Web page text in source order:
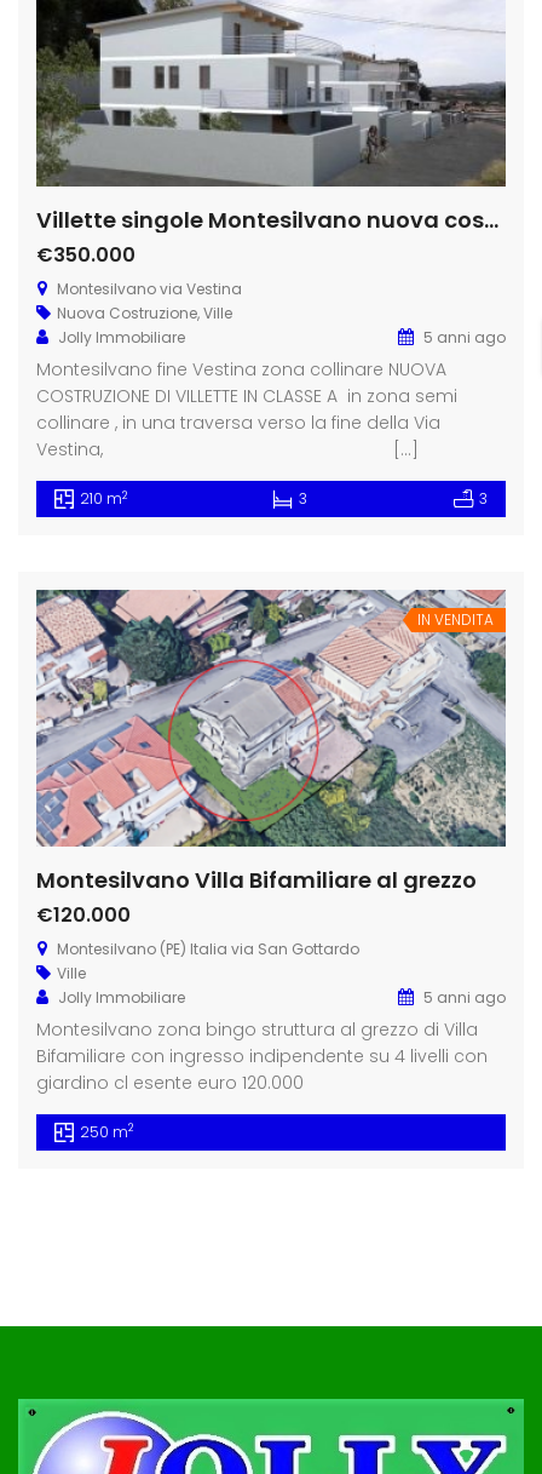
Villette singole Montesilvano nuova costruzione
€350.000
Montesilvano via Vestina
Nuova Costruzione,Ville
Jolly Immobiliare
5 anni ago
Montesilvano fine Vestina zona collinare NUOVA
COSTRUZIONE DI VILLETTE IN CLASSE A in zona semi
collinare , in una traversa verso la fine della Via
Vestina, […]
210 m2 3 3
IN VENDITA
Montesilvano Villa Bifamiliare al grezzo
€120.000
Montesilvano (PE) Italia via San Gottardo
Ville
Jolly Immobiliare
5 anni ago
Montesilvano zona bingo struttura al grezzo di Villa
Bifamiliare con ingresso indipendente su 4 livelli con
giardino cl esente euro 120.000
250 m2